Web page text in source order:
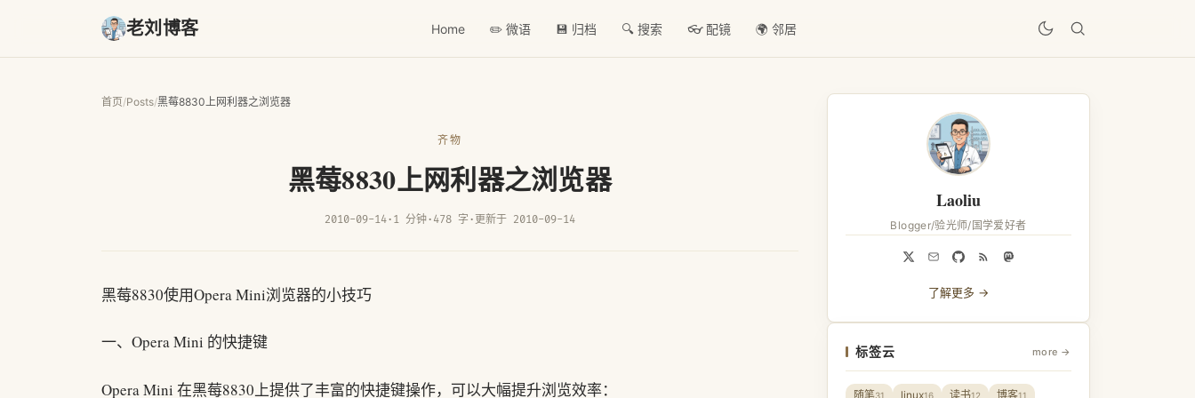
老刘博客 Home ✏️ 微语 💾 归档 🔍 搜索 👓 配镜 🌍 邻居
首页/Posts/黑莓8830上网利器之浏览器
齐物
黑莓8830上网利器之浏览器
2010-09-14· 1 分钟· 478 字 · 更新于 2010-09-14
黑莓8830使用Opera Mini浏览器的小技巧
一、Opera Mini 的快捷键
Opera Mini 在黑莓8830上提供了丰富的快捷键操作，可以大幅提升浏览效率：
Laoliu
Blogger/验光师/国学爱好者
了解更多 →
标签云 more →
随笔31 linux16 读书12 博客11